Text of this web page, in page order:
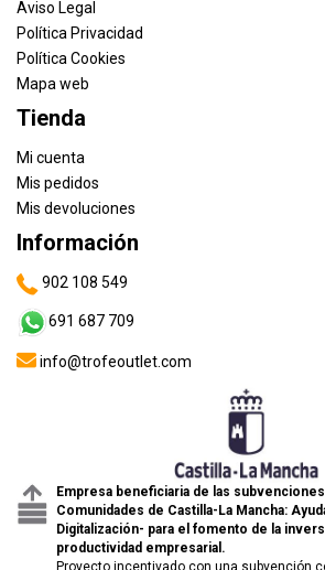
Aviso Legal
Política Privacidad
Política Cookies
Mapa web
Tienda
Mi cuenta
Mis pedidos
Mis devoluciones
Información
902 108 549
691 687 709
info@trofeoutlet.com
Empresa beneficiaria de las
Comunidades de Castilla-La Mancha:
Digitalización- para el fomento de la
productividad empresarial.
Proyecto incentivado con una subvención